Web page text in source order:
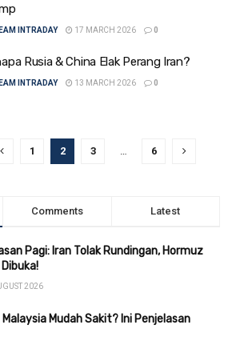
INTRADAY 17 MARCH 2026 0
Rusia & China Elak Perang Iran?
INTRADAY 13 MARCH 2026 0
1 2 3 … 6
Comments Latest
Pagi: Iran Tolak Rundingan, Hormuz
2026
Malaysia Mudah Sakit? Ini Penjelasan